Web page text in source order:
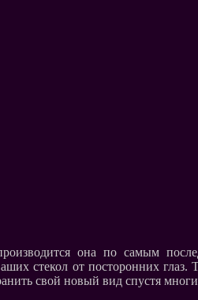
она по самым
стекол от посторонних глаз.
свой новый вид спустя